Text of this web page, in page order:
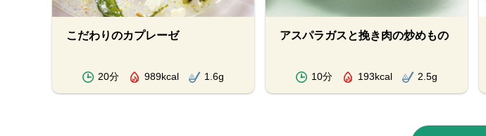
こだわりのカプレーゼ
20分 989kcal 1.6g
アスパラガスと挽き肉の炒めもの
10分 193kcal 2.5g